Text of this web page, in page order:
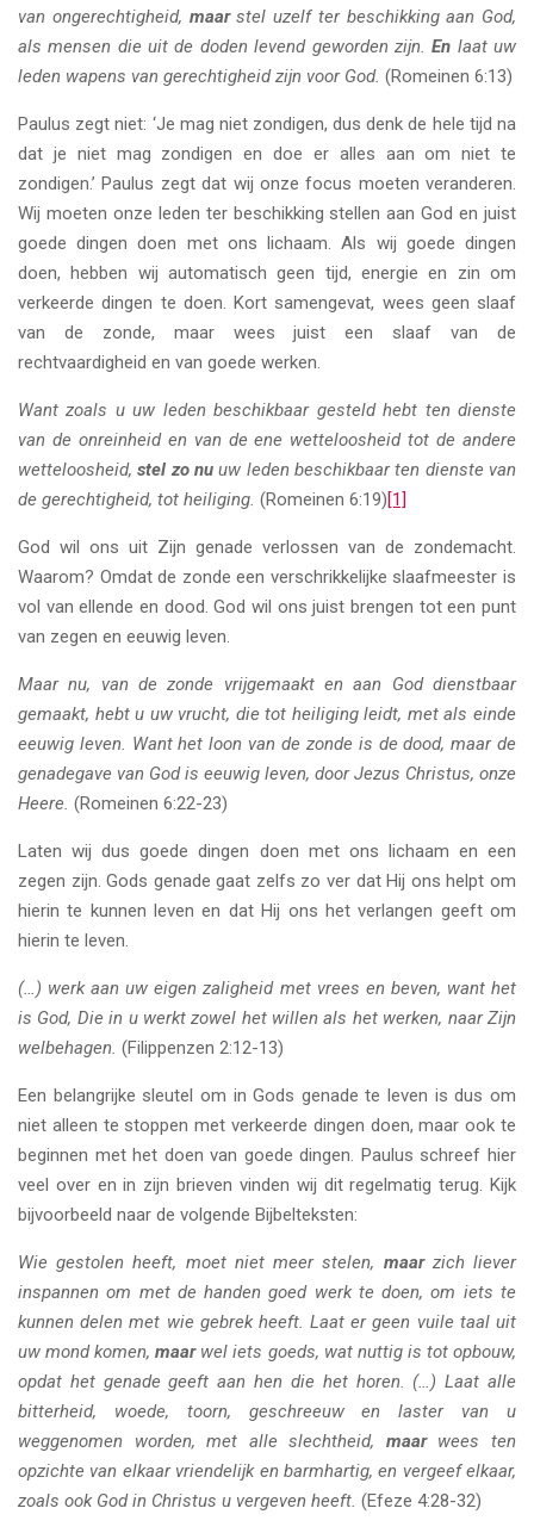
van ongerechtigheid, maarstel uzelf ter beschikking aan God,
als mensen die uit de doden levend geworden zijn.En laat uw
leden wapens van gerechtigheid zijn voor God. (Romeinen 6:13)
Paulus zegt niet: ‘Je mag niet zondigen, dus denk de hele tijd na
dat je niet mag zondigen en doe er alles aan om niet te
zondigen.’ Paulus zegt dat wij onze focus moeten veranderen.
Wij moeten onze leden ter beschikking stellen aan God en juist
goede dingen doen met ons lichaam. Als wij goede dingen
doen, hebben wij automatisch geen tijd, energie en zin om
verkeerde dingen te doen. Kort samengevat, wees geen slaaf
van de zonde, maar wees juist een slaaf van de
rechtvaardigheid en van goede werken.
Want zoals u uw leden beschikbaar gesteld hebt ten dienste
van de onreinheid en van de ene wetteloosheid tot de andere
wetteloosheid,stel zo nu uw leden beschikbaar ten dienste van
de gerechtigheid, tot heiliging. (Romeinen 6:19)[1]
God wil ons uit Zijn genade verlossen van de zondemacht.
Waarom? Omdat de zonde een verschrikkelijke slaafmeester is
vol van ellende en dood. God wil ons juist brengen tot een punt
van zegen en eeuwig leven.
Maar nu, van de zonde vrijgemaakt en aan God dienstbaar
gemaakt, hebt u uw vrucht, die tot heiliging leidt, met als einde
eeuwig leven. Want het loon van de zonde is de dood, maar de
genadegave van God is eeuwig leven, door Jezus Christus, onze
Heere. (Romeinen 6:22-23)
Laten wij dus goede dingen doen met ons lichaam en een
zegen zijn. Gods genade gaat zelfs zo ver dat Hij ons helpt om
hierin te kunnen leven en dat Hij ons het verlangen geeft om
hierin te leven.
(…) werk aan uw eigen zaligheid met vrees en beven, want het
is God, Die in u werkt zowel het willen als het werken, naar Zijn
welbehagen. (Filippenzen 2:12-13)
Een belangrijke sleutel om in Gods genade te leven is dus om
niet alleen te stoppen met verkeerde dingen doen, maar ook te
beginnen met het doen van goede dingen. Paulus schreef hier
veel over en in zijn brieven vinden wij dit regelmatig terug. Kijk
bijvoorbeeld naar de volgende Bijbelteksten:
Wie gestolen heeft, moet niet meer stelen, maarzich liever
inspannen om met de handen goed werk te doen, om iets te
kunnen delen met wie gebrek heeft. Laat er geen vuile taal uit
uw mond komen,maarwel iets goeds, wat nuttig is tot opbouw,
opdat het genade geeft aan hen die het horen. (…) Laat alle
bitterheid, woede, toorn, geschreeuw en laster van u
weggenomen worden, met alle slechtheid, maarwees ten
opzichte van elkaar vriendelijk en barmhartig, en vergeef elkaar,
zoals ook God in Christus u vergeven heeft. (Efeze 4:28-32)